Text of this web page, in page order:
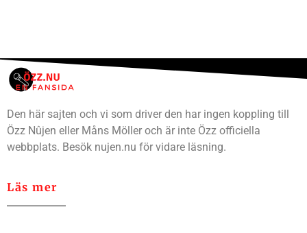
Den här sajten och vi som driver den har ingen koppling till
Özz Nûjen eller Måns Möller och är inte Özz officiella
webbplats. Besök nujen.nu för vidare läsning.
Läs mer